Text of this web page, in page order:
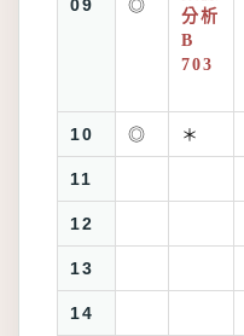
09 ◎
分析
B
703
10 ◎ ＊
11
12
13
14